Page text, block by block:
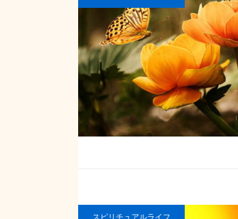
スピリチュアルライフ